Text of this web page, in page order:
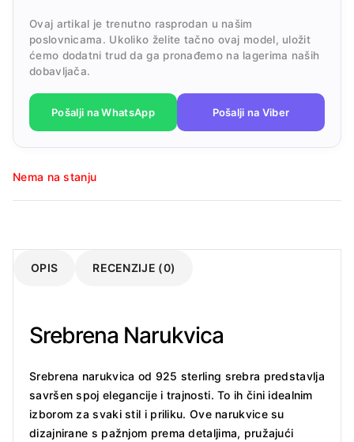
Ovaj artikal je trenutno rasprodan u našim
poslovnicama. Ukoliko želite tačno ovaj model, uložit
ćemo dodatni trud da ga pronađemo na lagerima naših
dobavljača.
Pošalji na WhatsApp Pošalji na Viber
Nema na stanju
OPIS RECENZIJE (0)
Srebrena Narukvica
Srebrena narukvica od 925 sterling srebra predstavlja
savršen spoj elegancije i trajnosti. To ih čini idealnim
izborom za svaki stil i priliku. Ove narukvice su
dizajnirane s pažnjom prema detaljima, pružajući